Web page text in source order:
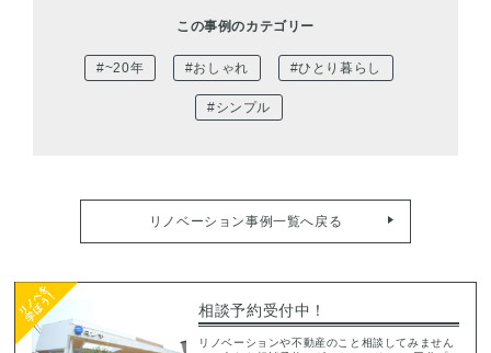
この事例のカテゴリー
#~20年 #おしゃれ #ひとり暮らし
#シンプル
リノベーション事例一覧へ戻る
相談予約受付中！
リノベーションや不動産のこと相談してみません